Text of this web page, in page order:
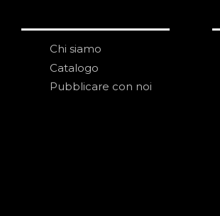
Chi siamo
Catalogo
Pubblicare con noi